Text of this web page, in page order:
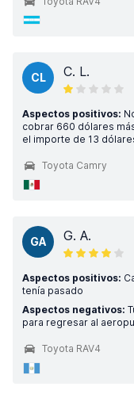
CL C. L.
Aspectos positivos:
cobrar 660 dólares
el importe de 13
Toyota Camry
GA G. A.
Aspectos positivos:
tenía pasado
Aspectos negativos:
para regresar al
Toyota RAV4